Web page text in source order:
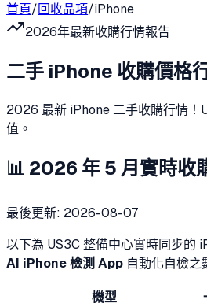
首頁/回收品項/iPhone
2026年最新收購行情報告
二手 iPhone 收購價格
2026 最新 iPhone 二手收購行情！
值。
📊 2026 年 5 月實時收
最後更新: 2026-08-07
以下為 US3C 整備中心實時同步的
AI iPhone 檢測 App 自動化自檢之
機型